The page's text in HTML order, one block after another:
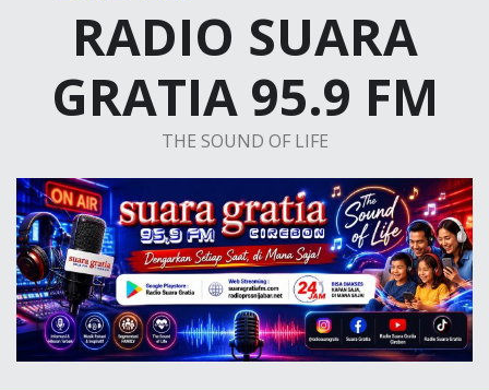
RADIO SUARA
GRATIA 95.9 FM
THE SOUND OF LIFE